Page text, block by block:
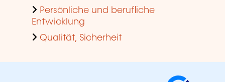
Persönliche und berufliche
Entwicklung
Qualität, Sicherheit